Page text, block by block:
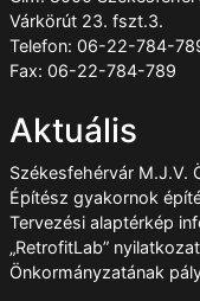
Várkörút 23. fszt.3.
Telefon: 06-22-784-
Fax: 06-22-784-789
Aktuális
Székesfehérvár M.J.V.
Építész gyakornok
Tervezési alaptérkép
„RetrofitLab”
Önkormányzatának